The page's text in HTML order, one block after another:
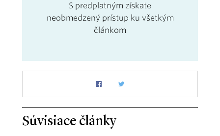
S predplatným získate
neobmedzený prístup ku všetkým
článkom
Súvisiace články